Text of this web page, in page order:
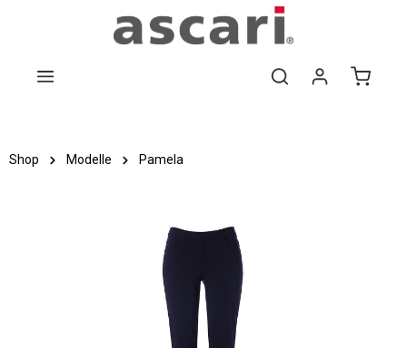
Zum Hauptinhalt springen
Shop Modelle Pamela